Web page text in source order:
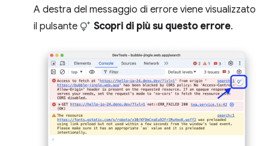
A destra del messaggio di errore viene visualizzato
il pulsante
Scopri di più su questo errore.